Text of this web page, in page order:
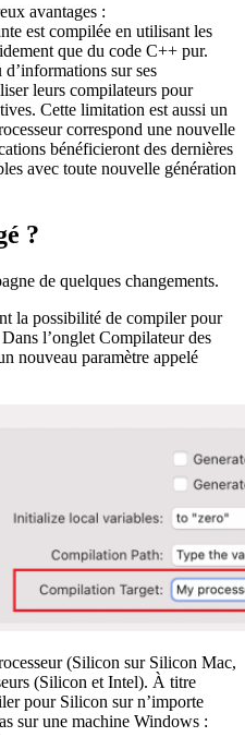
avantages :
est compilée en utilisant les
que du code C++ pur.
sur ses
leurs compilateurs pour
Cette limitation est aussi un
correspond une nouvelle
bénéficieront des dernières
avec toute nouvelle génération
?
de quelques changements.
la possibilité de compiler pour
l’onglet Compilateur des
nouveau paramètre appelé
(Silicon sur Silicon Mac,
(Silicon et Intel). À titre
pour Silicon sur n’importe
sur une machine Windows :